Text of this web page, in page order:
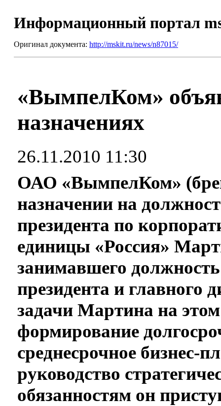
Информационный портал
Оригинал документа: http://mskit.ru/news/n87015/
«ВымпелКом»
назначениях
26.11.2010 11:30
ОАО «ВымпелКом»
назначении на
президента по
единицы «Россия»
занимавшего
президента и главного
задачи Мартина на
формирование
среднесрочное бизнес-
руководство
обязанностям он